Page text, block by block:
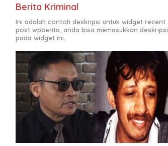
Berita Kriminal
Ini adalah contoh deskripsi untuk widget recent
post wpberita, anda bisa memasukkan deskripsi
pada widget ini.